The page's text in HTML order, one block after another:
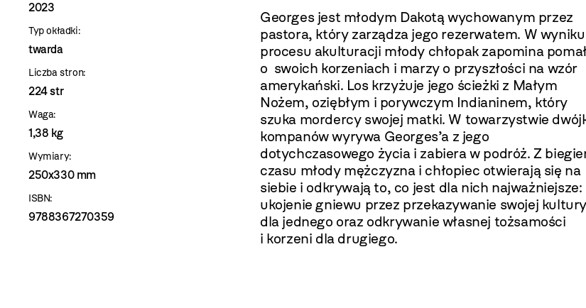
2023
Typ okładki:
twarda
Liczba stron:
224 str
Waga:
1,38 kg
Wymiary:
250x330 mm
ISBN:
9788367270359
Georges jest młodym Dakotą wychowanym przez
pastora, który zarządza jego rezerwatem. W wyniku
procesu akulturacji młody chłopak zapomina
o swoich korzeniach i marzy o przyszłości na wzór
amerykański. Los krzyżuje jego ścieżki z Małym
Nożem, oziębłym i porywczym Indianinem, który
szuka mordercy swojej matki. W towarzystwie
kompanów wyrywa Georges’a z jego
dotychczasowego życia i zabiera w podróż. Z
czasu młody mężczyzna i chłopiec otwierają się na
siebie i odkrywają to, co jest dla nich najważniejsze:
ukojenie gniewu przez przekazywanie swojej kultury
dla jednego oraz odkrywanie własnej tożsamości
i korzeni dla drugiego.